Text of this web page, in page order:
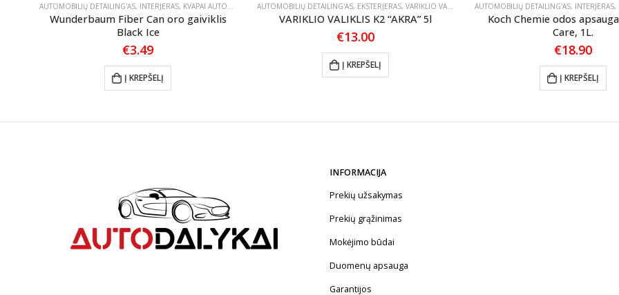
,TEKSTILĖS PRIEŽIŪRA
AUTOMOBILIŲ DETAILING'AS, INTERJERAS, KVAPAI AUTOMOBILIUI
Wunderbaum Fiber Can oro gaiviklis
Black Ice
€3.49
Į KREPŠELĮ
AUTOMOBILIŲ DETAILING'AS, EKSTERJERAS, VARIKLIO VALIKLIAI
VARIKLIO VALIKLIS K2 “AKRA” 5l
€13.00
Į KREPŠELĮ
AUTOMOBILIŲ DETAILING'AS, INTERJERAS,
Koch Chemie odos
Care, 1L.
€18.90
Į KREPŠELĮ
INFORMACIJA
Prekių užsakymas
Prekių grąžinimas
Mokėjimo būdai
Duomenų apsauga
Garantijos